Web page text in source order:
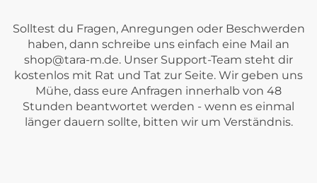
Solltest du Fragen, Anregungen oder Beschwerden
haben, dann schreibe uns einfach eine Mail an
shop@tara-m.de. Unser Support-Team steht dir
kostenlos mit Rat und Tat zur Seite. Wir geben uns
Mühe, dass eure Anfragen innerhalb von 48
Stunden beantwortet werden - wenn es einmal
länger dauern sollte, bitten wir um Verständnis.